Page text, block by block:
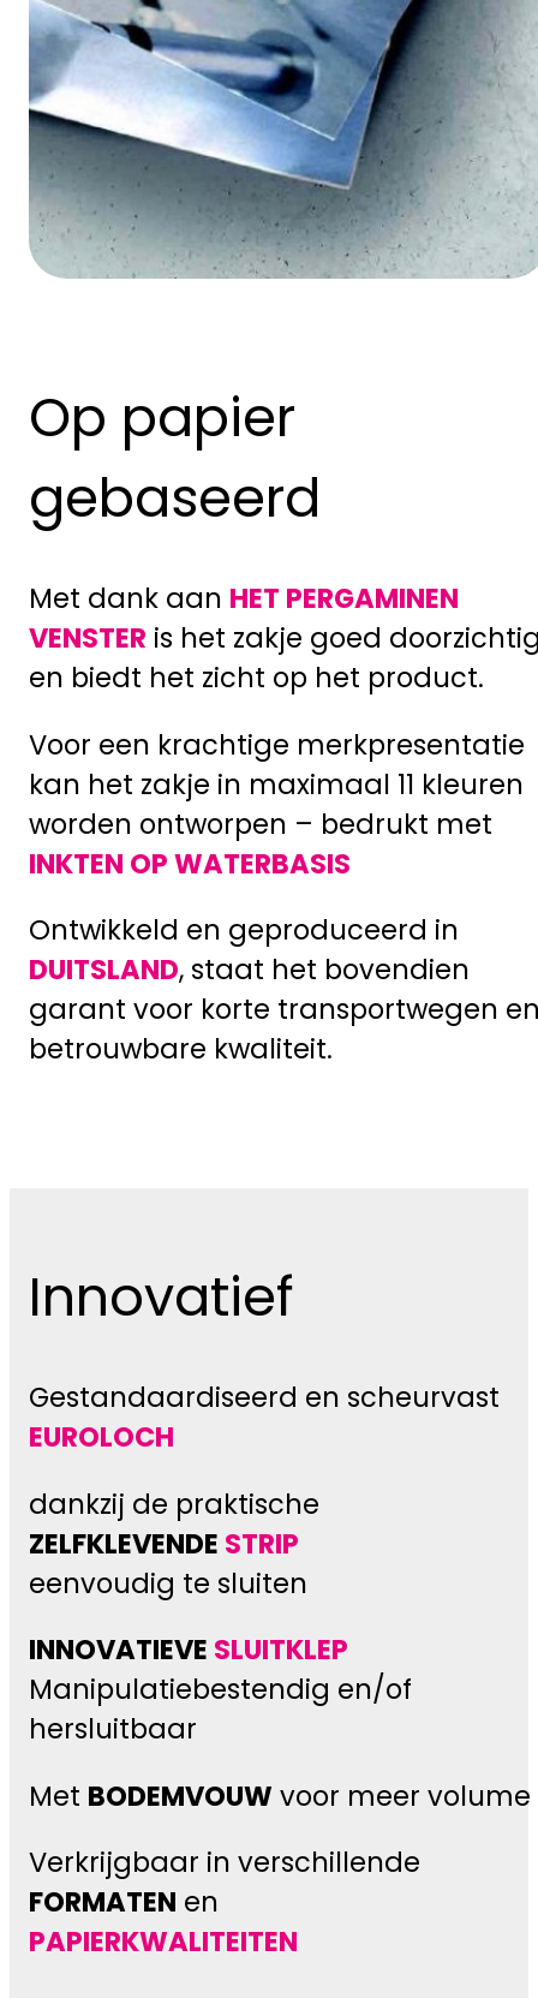
Op papier
gebaseerd
Met dank aan HET PERGAMINEN
VENSTER is het zakje goed
en biedt het zicht op het product.
Voor een krachtige merkpresentatie
kan het zakje in maximaal 11 kleuren
worden ontworpen – bedrukt met
INKTEN OP WATERBASIS
Ontwikkeld en geproduceerd in
DUITSLAND, staat het bovendien
garant voor korte transportwegen
betrouwbare kwaliteit.
Innovatief
Gestandaardiseerd en scheurvast
EUROLOCH
dankzij de praktische
ZELFKLEVENDE STRIP
eenvoudig te sluiten
INNOVATIEVE SLUITKLEP
Manipulatiebestendig en/of
hersluitbaar
Met BODEMVOUW voor meer volume
Verkrijgbaar in verschillende
FORMATEN en
PAPIERKWALITEITEN